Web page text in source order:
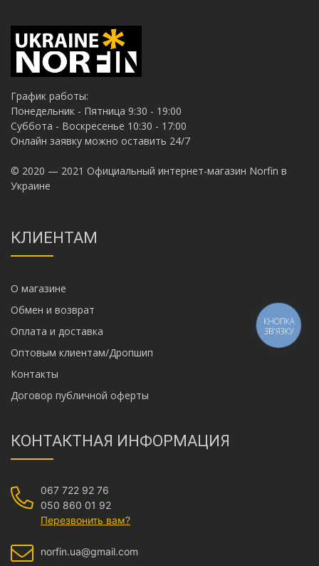
График работы:
Понедельник - Пятница 9:30 - 19:00
Суббота - Воскресенье 10:30 - 17:00
Онлайн заявку можно оставить 24/7
© 2020 — 2021 Официальный интернет-магазин Norfin в
Украине
КЛИЕНТАМ
О магазине
Обмен и возврат
Оплата и доставка
Оптовым клиентам/Дропшип
Контакты
Договор публичной оферты
КОНТАКТНАЯ ИНФОРМАЦИЯ
067 722 92 76
050 860 01 92
Перезвонить вам?
norfin.ua@gmail.com
КНОПКА
ЗВ'ЯЗКУ